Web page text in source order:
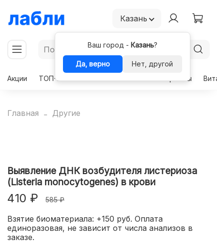
Казань
Ваш город - Казань?
Да, верно
Нет, другой
Акции
ТОП-50 Гормоны
Главная Другие
Выявление ДНК возбудителя листериоза
(Listeria monocytogenes) в крови
410 ₽ 585 ₽
Взятие биоматериала: +150 руб. Оплата
единоразовая, не зависит от числа анализов в
заказе.